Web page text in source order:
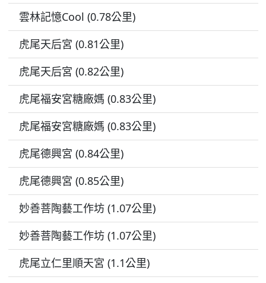
雲林記憶Cool (0.78公里)
虎尾天后宮 (0.81公里)
虎尾天后宮 (0.82公里)
虎尾福安宮糖廠媽 (0.83公里)
虎尾福安宮糖廠媽 (0.83公里)
虎尾德興宮 (0.84公里)
虎尾德興宮 (0.85公里)
妙善菩陶藝工作坊 (1.07公里)
妙善菩陶藝工作坊 (1.07公里)
虎尾立仁里順天宮 (1.1公里)